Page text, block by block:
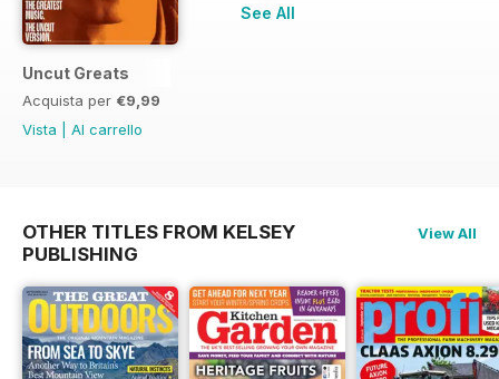
Uncut Greats
Acquista per €9,99
Vista
Al carrello
See All
OTHER TITLES FROM KELSEY
PUBLISHING
View All